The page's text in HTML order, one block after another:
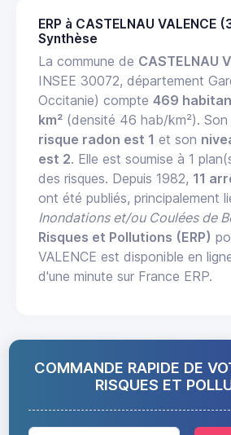
ERP à CASTELNAU VALENCE
Synthèse
La commune de CASTELNAU
INSEE 30072, département
Occitanie) compte 469
km² (densité 46 hab/km²). Son
risque radon est 1 et son
est 2. Elle est soumise à 1
des risques. Depuis 1982, 11
ont été publiés, principalement
Inondations et/ou Coulées de
Risques et Pollutions (ERP)
VALENCE est disponible en
d'une minute sur France ERP.
COMMANDE RAPIDE DE
RISQUES ET